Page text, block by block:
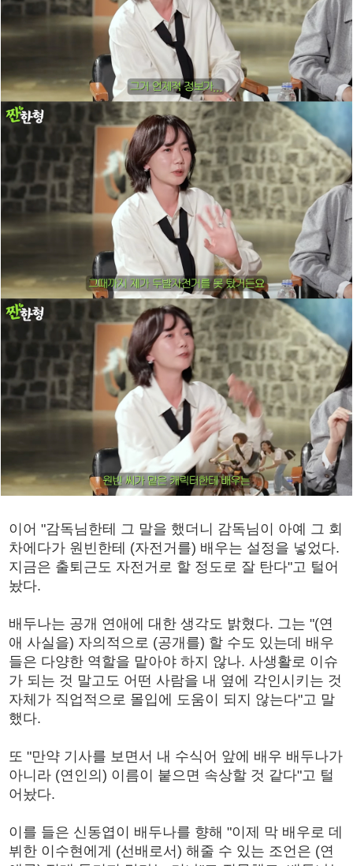
이어 "감독님한테 그 말을 했더니 감독님이 아예 그 회
차에다가 원빈한테 (자전거를) 배우는 설정을 넣었다.
지금은 출퇴근도 자전거로 할 정도로 잘 탄다"고 털어
놨다.
배두나는 공개 연애에 대한 생각도 밝혔다. 그는 "(연
애 사실을) 자의적으로 (공개를) 할 수도 있는데 배우
들은 다양한 역할을 맡아야 하지 않나. 사생활로 이슈
가 되는 것 말고도 어떤 사람을 내 옆에 각인시키는 것
자체가 직업적으로 몰입에 도움이 되지 않는다"고 말
했다.
또 "만약 기사를 보면서 내 수식어 앞에 배우 배두나가
아니라 (연인의) 이름이 붙으면 속상할 것 같다"고 털
어놨다.
이를 들은 신동엽이 배두나를 향해 "이제 막 배우로 데
뷔한 이수현에게 (선배로서) 해줄 수 있는 조언은 (연